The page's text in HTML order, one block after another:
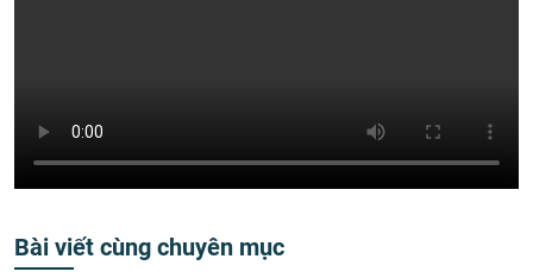
Bài viết cùng chuyên mục